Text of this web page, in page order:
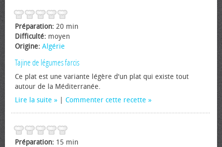
Préparation: 20 min
Difficulté: moyen
Origine: Algérie
Tajine de légumes farcis
Ce plat est une variante légère d'un plat qui existe tout
autour de la Méditerranée.
Lire la suite
Commenter cette recette
Préparation: 15 min